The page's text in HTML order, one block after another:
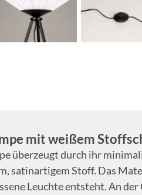
mit weißem
überzeugt durch ihr
satinartigem Stoff. Das
Leuchte entsteht. An